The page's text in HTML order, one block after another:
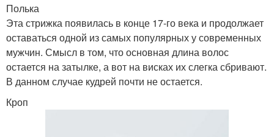
Полька
Эта стрижка появилась в конце 17-го века и продолжает
оставаться одной из самых популярных у современных
мужчин. Смысл в том, что основная длина волос
остается на затылке, а вот на висках их слегка сбривают.
В данном случае кудрей почти не остается.
Кроп